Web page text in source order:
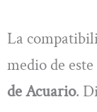
La
medio de
de Acuario.